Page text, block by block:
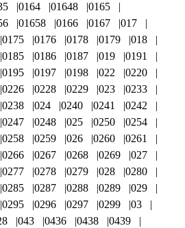
0164 01648
0165
01658 0166 0167
017
0175 0176 0178 0179
018
0185 0186 0187 019
0191
0195 0197 0198 022
0220
0226 0228 0229 023
0233
0238 024 0240 0241
0242
0247 0248 025 0250
0254
0258 0259 026 0260
0261
0266 0267 0268 0269
027
0277 0278 0279 028
0280
0285 0287 0288 0289
029
0295 0296 0297 0299
03
043 0436 0438
0439